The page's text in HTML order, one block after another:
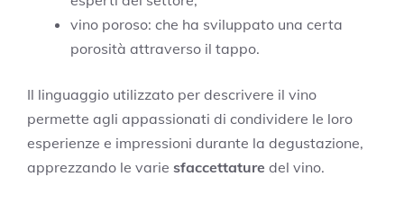
vino poroso: che ha sviluppato una certa
porosità attraverso il tappo.
Il linguaggio utilizzato per descrivere il vino
permette agli appassionati di condividere le loro
esperienze e impressioni durante la degustazione,
apprezzando le varie sfaccettature del vino.